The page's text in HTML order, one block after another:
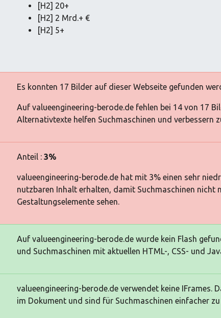
[H2] 20+
[H2] 2 Mrd.+ €
[H2] 5+
Es konnten 17 Bilder auf dieser Webseite gefunden
Auf valueengineering-berode.de fehlen bei 14 von 17
Alternativtexte helfen Suchmaschinen und verbessern
Anteil : 3%
valueengineering-berode.de hat mit 3% einen sehr
nutzbaren Inhalt erhalten, damit Suchmaschinen nicht
Gestaltungselemente sehen.
Auf valueengineering-berode.de wurde kein Flash
und Suchmaschinen mit aktuellen HTML-, CSS- und
valueengineering-berode.de verwendet keine IFrames.
im Dokument und sind für Suchmaschinen einfacher zu